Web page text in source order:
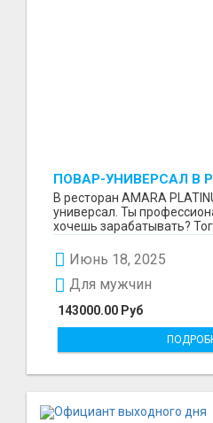
ПОВАР-УНИВЕРСАЛ В
В ресторан AMARA
универсал. Ты
хочешь зарабатывать?
Июнь 18, 2025
143000.00 Руб
Для мужчин